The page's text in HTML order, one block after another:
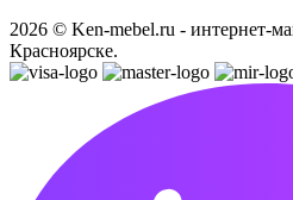
2026 © Ken-mebel.ru - интернет-
Красноярске.